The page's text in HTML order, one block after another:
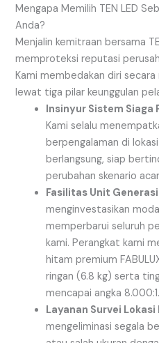
Mengapa Memilih TEN LED
Anda?
Menjalin kemitraan bersama
memproteksi reputasi
Kami membedakan diri
lewat tiga pilar keunggulan
Insinyur Sistem Siaga
Kami selalu
berpengalaman di
berlangsung, siap
perubahan skenario
Fasilitas Unit
menginvestasikan
memperbarui seluruh
kami. Perangkat kami
hitam premium
ringan (6.8 kg) serta
mencapai angka 8.000:1.
Layanan Survei Lokasi
mengeliminasi segala